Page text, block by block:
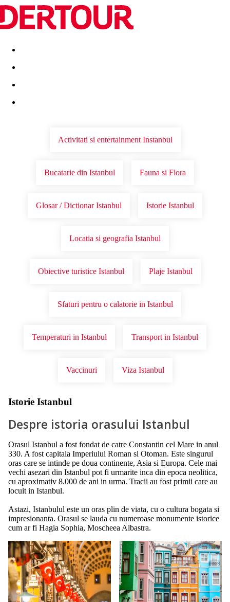
Destinatii Vacanta perfecta OFERTE DE NERATAT
Activitati si entertainment Instanbul
Bucatarie din Istanbul Fauna si Flora
Glosar / Dictionar Istanbul Istorie Istanbul
Locatia si geografia Istanbul
Obiective turistice Istanbul Plaje Istanbul
Sfaturi pentru o calatorie in Istanbul
Temperaturi in Istanbul Transport in Istanbul
Vaccinuri Viza Istanbul
Istorie Istanbul
Despre istoria orasului Istanbul
Orasul Istanbul a fost fondat de catre Constantin cel Mare in anul
330. A fost capitala Imperiului Roman si Otoman. Este singurul
oras care se intinde pe doua continente, Asia si Europa. Cele mai
vechi asezari din Istanbul pot fi urmarite inca din epoca neolitica,
cu aproximativ 8.000 de ani in urma. Tracii au fost primii care au
locuit in Istanbul.
Astazi, Istanbulul este un oras plin de viata, cu o cultura bogata si
impresionanta. Orasul se lauda cu numeroase monumente istorice
cum ar fi Hagia Sophia, Moscheea Albastra.